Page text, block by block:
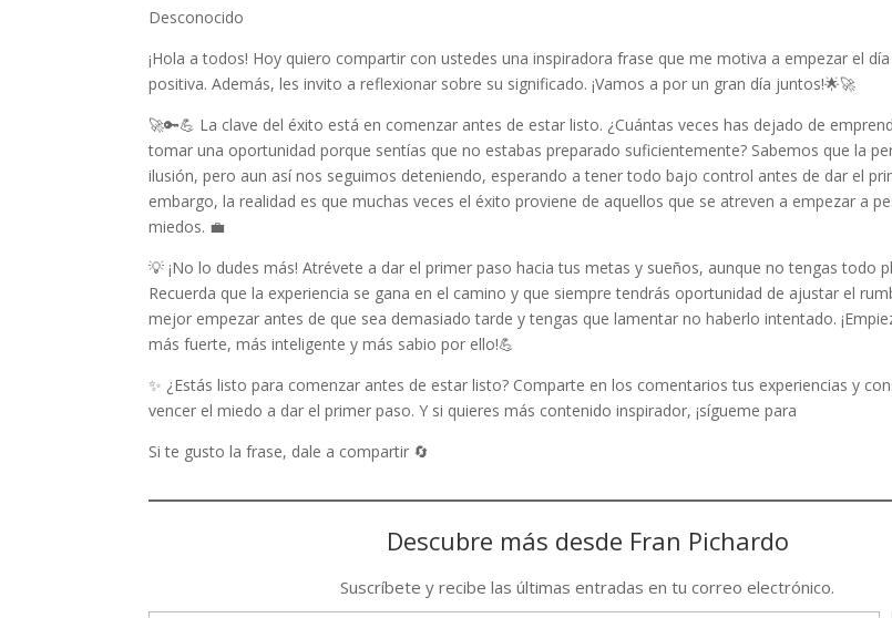
Desconocido
¡Hola a todos! Hoy quiero compartir con ustedes una inspiradora frase que me motiva a empezar el
positiva. Además, les invito a reflexionar sobre su significado. ¡Vamos a por un gran día juntos!🌟🚀
🚀🔑💪 La clave del éxito está en comenzar antes de estar listo. ¿Cuántas veces has dejado de
tomar una oportunidad porque sentías que no estabas preparado suficientemente? Sabemos que la
ilusión, pero aun así nos seguimos deteniendo, esperando a tener todo bajo control antes de dar el
embargo, la realidad es que muchas veces el éxito proviene de aquellos que se atreven a empezar a
miedos. 💼
💡 ¡No lo dudes más! Atrévete a dar el primer paso hacia tus metas y sueños, aunque no tengas todo
Recuerda que la experiencia se gana en el camino y que siempre tendrás oportunidad de ajustar el
mejor empezar antes de que sea demasiado tarde y tengas que lamentar no haberlo intentado.
más fuerte, más inteligente y más sabio por ello!💪
✨ ¿Estás listo para comenzar antes de estar listo? Comparte en los comentarios tus experiencias y
vencer el miedo a dar el primer paso. Y si quieres más contenido inspirador, ¡sígueme para
Si te gusto la frase, dale a compartir 🔄
Descubre más desde Fran Pichardo
Suscríbete y recibe las últimas entradas en tu correo electrónico.